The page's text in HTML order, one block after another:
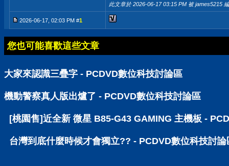
此文章於 2026-06-1703:15 PM 被 james5215
2026-06-17, 02:03 PM #1
您也可能喜歡這些文章
大家來認識三疊字 - PCDVD數位科技討論區
機動警察真人版出爐了 - PCDVD數位科技討論區
[桃園售]近全新 微星 B85-G43 GAMING 主機板 -
台灣到底什麼時候才會獨立?? - PCDVD數位科技討論